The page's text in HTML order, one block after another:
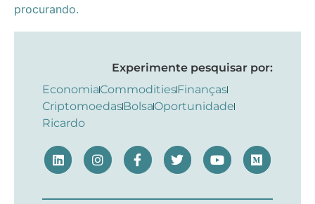
procurando.
Experimente pesquisar por:
EconomiaCommoditiesFinanças
CriptomoedasBolsaOportunidade
Ricardo